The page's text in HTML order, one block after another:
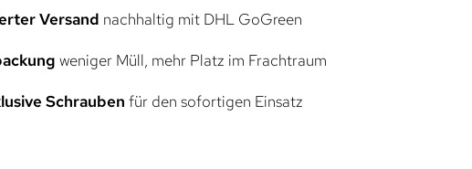
Versand nachhaltig mit DHL GoGreen
weniger Müll, mehr Platz im Frachtraum
Schrauben für den sofortigen Einsatz